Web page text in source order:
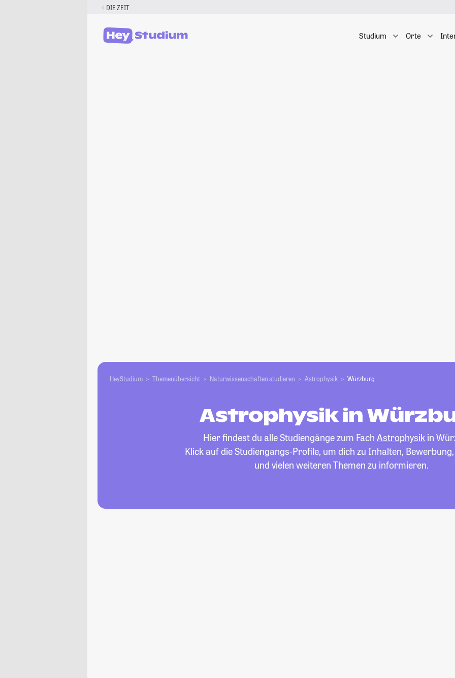
DIE ZEIT
Studium Orte
HeyStudium Themenübersicht Natur­wissenschaften studieren Astrophysik Würzburg
Astrophysik in
Hier findest du alle Studiengänge zum Fach Astrophysik in
Klick auf die Studiengangs-Profile, um dich zu Inhalten,
und vielen weiteren Themen zu informieren.